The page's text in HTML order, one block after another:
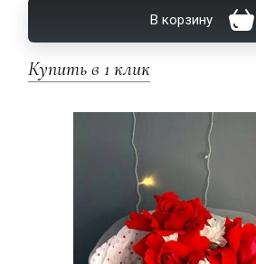
В корзину
Купить в 1 клик